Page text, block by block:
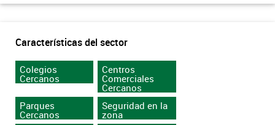
Características del sector
Colegios
Cercanos
Centros
Comerciales
Cercanos
Parques
Cercanos
Seguridad en la
zona